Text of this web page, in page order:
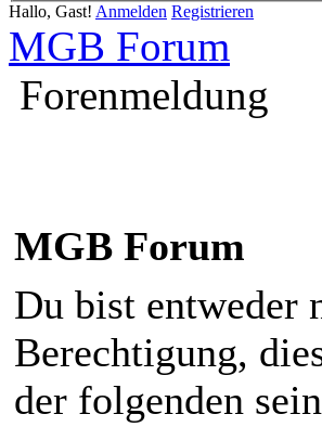
Hallo, Gast! Anmelden Registrieren
MGB Forum
Forenmeldung
MGB Forum
Du bist entweder
Berechtigung,
der folgenden